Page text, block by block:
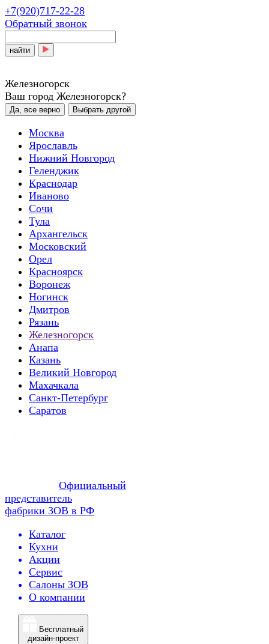
+7(920)717-22-28
Обратный звонок
найти
Железногорск
Ваш город Железногорск?
Да, все верно Выбрать другой
Москва
Ярославль
Нижний Новгород
Геленджик
Краснодар
Иваново
Сочи
Тула
Архангельск
Московский
Орел
Красноярск
Воронеж
Ногинск
Дмитров
Рязань
Железногорск
Анапа
Казань
Великий Новгород
Махачкала
Санкт-Петербург
Саратов
Официальный
представитель
фабрики ЗОВ в РФ
Каталог
Кухни
Акции
Сервис
Салоны ЗОВ
О компании
Бесплатный
дизайн-проект